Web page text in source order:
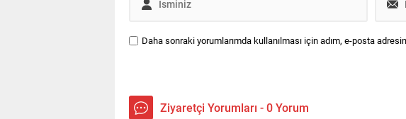
Daha sonraki yorumlarımda kullanılması için adım, e-posta
Ziyaretçi Yorumları - 0 Yorum